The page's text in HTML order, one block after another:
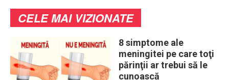
CELE MAI VIZIONATE
8 simptome ale
meningitei pe care toţi
părinţii ar trebui să le
cunoască